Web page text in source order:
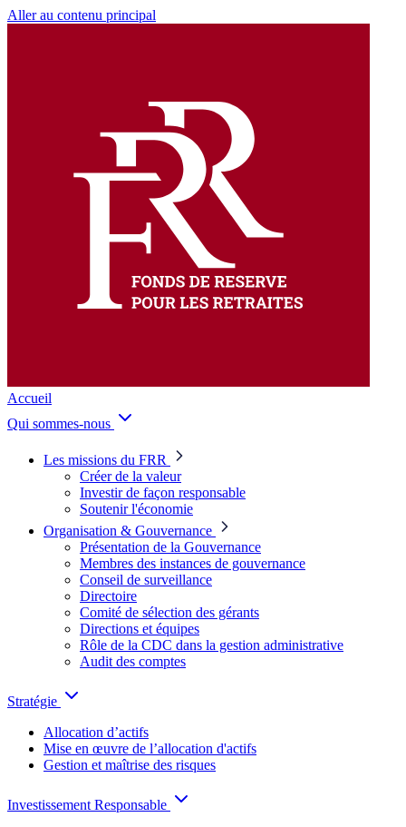
Aller au contenu principal
Accueil
Qui sommes-nous
Les missions du FRR
Créer de la valeur
Investir de façon responsable
Soutenir l'économie
Organisation & Gouvernance
Présentation de la Gouvernance
Membres des instances de gouvernance
Conseil de surveillance
Directoire
Comité de sélection des gérants
Directions et équipes
Rôle de la CDC dans la gestion administrative
Audit des comptes
Stratégie
Allocation d’actifs
Mise en œuvre de l’allocation d'actifs
Gestion et maîtrise des risques
Investissement Responsable